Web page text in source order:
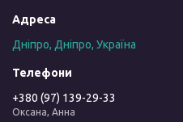
Дніпро, Дніпро, Україна
+380 (97) 139-29-33
Оксана, Анна